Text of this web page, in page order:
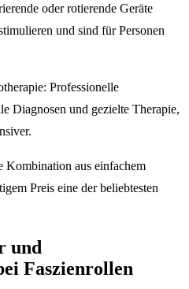
oder rotierende Geräte
und sind für Personen
Professionelle
Diagnosen und gezielte Therapie,
Kombination aus einfachem
Preis eine der beliebtesten
und
Faszienrollen